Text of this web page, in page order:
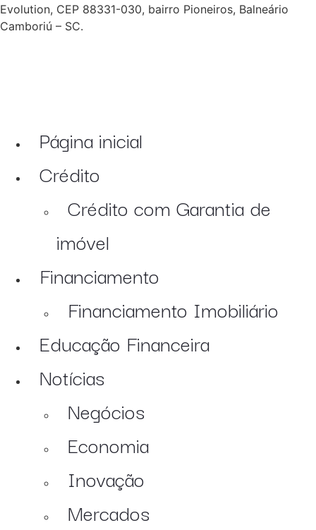
Evolution, CEP 88331-030, bairro Pioneiros, Balneário
Camboriú – SC.
Página inicial
Crédito
Crédito com Garantia de
imóvel
Financiamento
Financiamento Imobiliário
Educação Financeira
Notícias
Negócios
Economia
Inovação
Mercados